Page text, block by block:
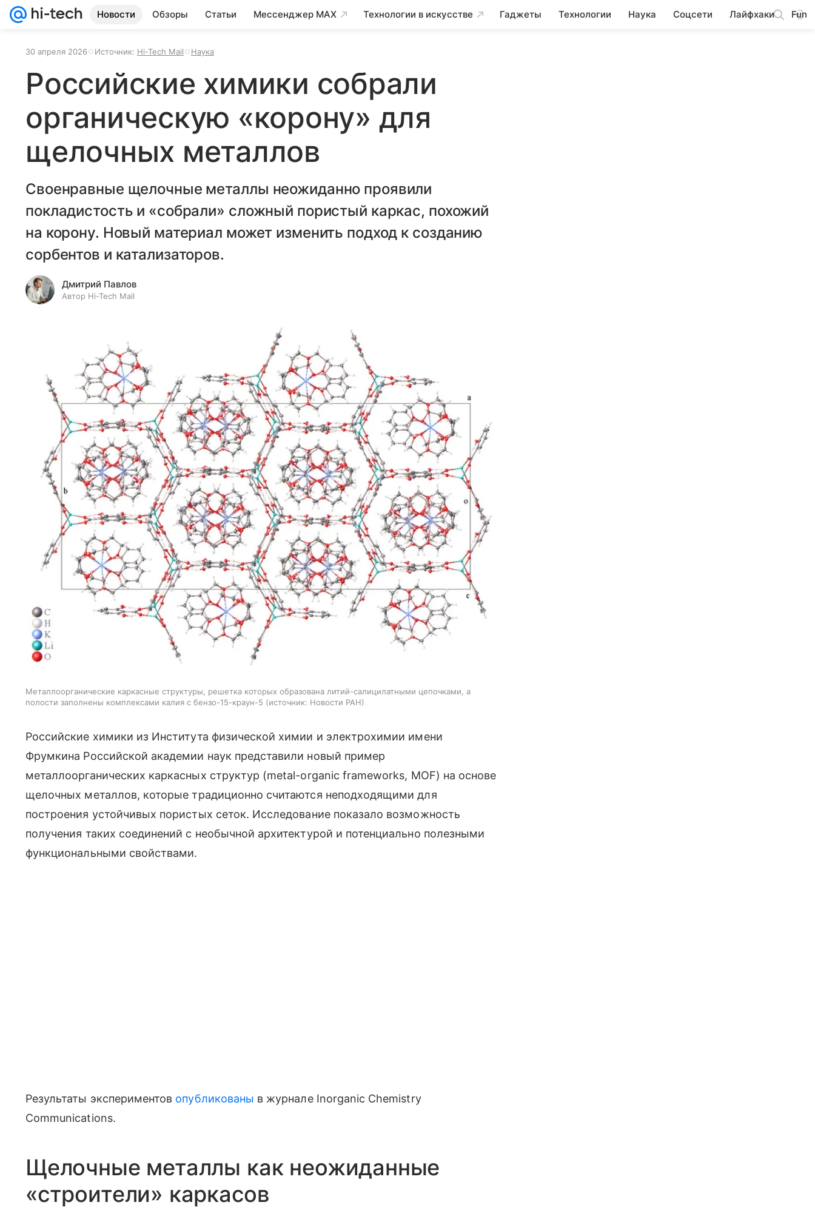
Новости Обзоры Статьи Мессенджер MAX Технологии в искусстве Гаджеты Технологии Наука Соцсети Лайфхаки Fun
30 апреля 2026 Источник: Hi-Tech Mail Наука
Российские химики собрали
органическую «корону» для
щелочных металлов
Своенравные щелочные металлы неожиданно проявили
покладистость и «собрали» сложный пористый каркас, похожий
на корону. Новый материал может изменить подход к созданию
сорбентов и катализаторов.
Дмитрий Павлов
Автор Hi-Tech Mail
Металлоорганические каркасные структуры, решетка которых образована литий-салицилатными цепочками, а
полости заполнены комплексами калия с бензо-15-краун-5
источник: Новости РАН
Российские химики из Института физической химии и электрохимии имени
Фрумкина Российской академии наук представили новый пример
металлоорганических каркасных структур (metal-organic frameworks, MOF) на основе
щелочных металлов, которые традиционно считаются неподходящими для
построения устойчивых пористых сеток. Исследование показало возможность
получения таких соединений с необычной архитектурой и потенциально полезными
функциональными свойствами.
Результаты экспериментов опубликованы в журнале Inorganic Chemistry
Communications.
Щелочные металлы как неожиданные
«строители» каркасов